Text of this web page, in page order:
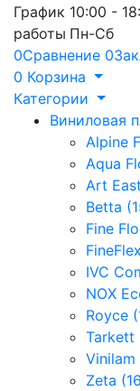
График
работы
10:00 -
Пн-Сб
0Сравнение 0
0 Корзина
Категории
Виниловая
Alpine
Aqua
Art
Betta
Fine
IVC
NOX
Royce
Tarkett
Vinilam
Zeta